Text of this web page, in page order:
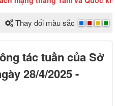
Thay đổi màu sắc
tác tuần của Sở
28/4/2025 -